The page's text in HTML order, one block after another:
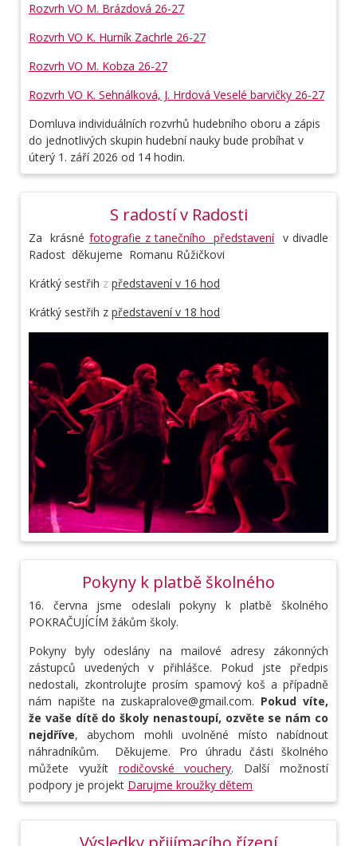
Rozvrh VO M. Brázdová 26-27
Rozvrh VO K. Hurník Zachrle 26-27
Rozvrh VO M. Kobza 26-27
Rozvrh VO K. Sehnálková, J. Hrdová Veselé barvičky 26-27
Domluva individuálních rozvrhů hudebního oboru a zápis
do jednotlivých skupin hudební nauky bude probíhat v
úterý 1. září 2026 od 14 hodin.
S radostí v Radosti
Za krásné fotografie z tanečního představenív divadle
Radost děkujeme Romanu Růžičkovi
Krátký sestřih z představení v 16 hod
Krátký sestřih z představení v 18 hod
Pokyny k platbě školného
16. června jsme odeslali pokyny k platbě školného
POKRAČUJÍCÍM žákům školy.
Pokyny byly odeslány na mailové adresy zákonných
zástupců uvedených v přihlášce. Pokud jste předpis
nedostali, zkontrolujte prosím spamový koš a případně
nám napište na zuskapralove@gmail.com. Pokudvíte,
že vaše dítě do školy nenastoupí, ozvěte se nám co
nejdříve, abychom mohli uvolněné místo nabídnout
náhradníkům. Děkujeme. Pro úhradu části školného
můžete využít rodičovské vouchery. Další možností
podpory je projekt Darujme kroužky dětem